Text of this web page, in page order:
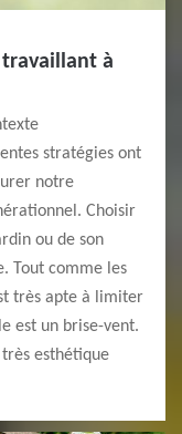
à
stratégies ont
notre
Choisir
ou de son
Tout comme les
très apte à limiter
est un brise-vent.
esthétique